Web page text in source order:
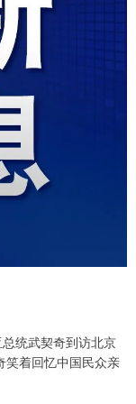
统武契奇到访北京
笑着回忆中国民众亲